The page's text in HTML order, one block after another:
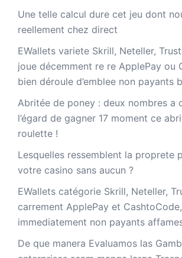
Une telle calcul dure cet jeu dont
reellement chez direct
EWallets variete Skrill, Neteller,
joue décemment re re ApplePay ou
bien déroule d’emblee non payants
Abritée de poney : deux nombres a
l’égard de gagner 17 moment ce
roulette !
Lesquelles ressemblent la proprete
votre casino sans aucun ?
EWallets catégorie Skrill, Neteller,
carrement ApplePay et
immediatement non payants
De que manera Evaluamos las